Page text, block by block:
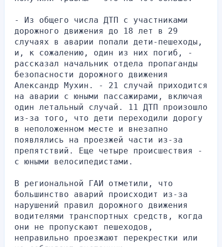
- Из общего числа ДТП с участниками
дорожного движения до 18 лет в 29
случаях в аварии попали дети-пешеходы,
и, к сожалению, один из них погиб, -
рассказал начальник отдела пропаганды
безопасности дорожного движения
Александр Мухин. - 21 случай приходится
на аварии с юными пассажирами, включая
один летальный случай. 11 ДТП произошло
из-за того, что дети переходили дорогу
в неположенном месте и внезапно
появлялись на проезжей части из-за
препятствий. Еще четыре происшествия -
с юными велосипедистами.
В региональной ГАИ отметили, что
большинство аварий происходит из-за
нарушений правил дорожного движения
водителями транспортных средств, когда
они не пропускают пешеходов,
неправильно проезжают перекрестки или